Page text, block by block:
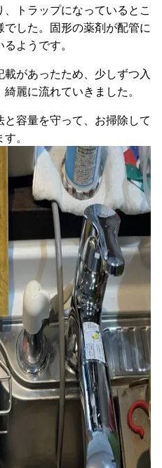
トラップになっているとこ
した。固形の薬剤が配管に
ようです。
があったため、少しずつ入
麗に流れていきました。
容量を守って、お掃除して
。